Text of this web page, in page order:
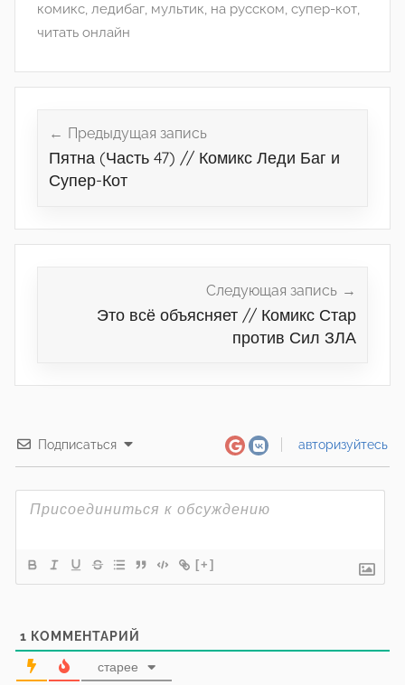
комикс, ледибаг, мультик, на русском, супер-кот,
читать онлайн
записям
Предыдущая запись
Пятна (Часть 47) // Комикс Леди Баг и
Супер-Кот
Следующая запись
Это всё объясняет // Комикс Стар
против Сил ЗЛА
Подписаться авторизуйтесь
[+]
1 КОММЕНТАРИЙ
старее